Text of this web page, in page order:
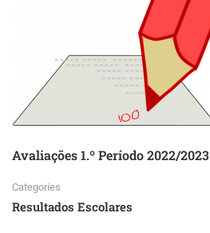
Avaliações 1.º Período 2022/2023
Categories
Resultados Escolares